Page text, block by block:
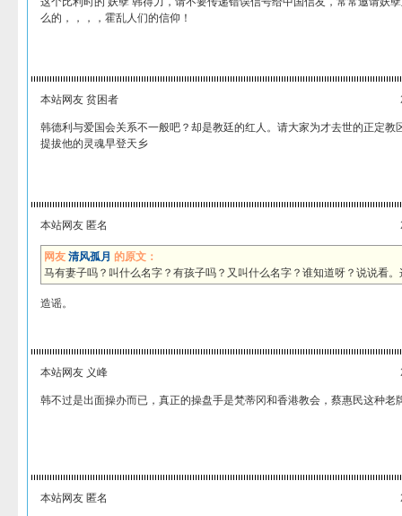
么的，，，，霍乱人们的信仰！
本站网友 贫困者
韩德利与爱国会关系不一般吧？却是教廷的红人。请大家为才去世的正定教
提拔他的灵魂早登天乡
本站网友 匿名
网友 清风孤月 的原文：
马有妻子吗？叫什么名字？有孩子吗？又叫什么名字？谁知道呀？说说看
造谣。
本站网友 义峰
韩不过是出面操办而已，真正的操盘手是梵蒂冈和香港教会，蔡惠民这种老
本站网友 匿名